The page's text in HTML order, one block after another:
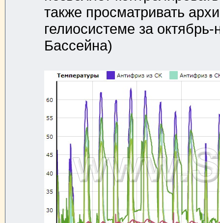
также просматривать
гелиосистеме за
Бассейна)